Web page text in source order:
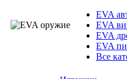
EVA
EVA
EVA
EVA
Все